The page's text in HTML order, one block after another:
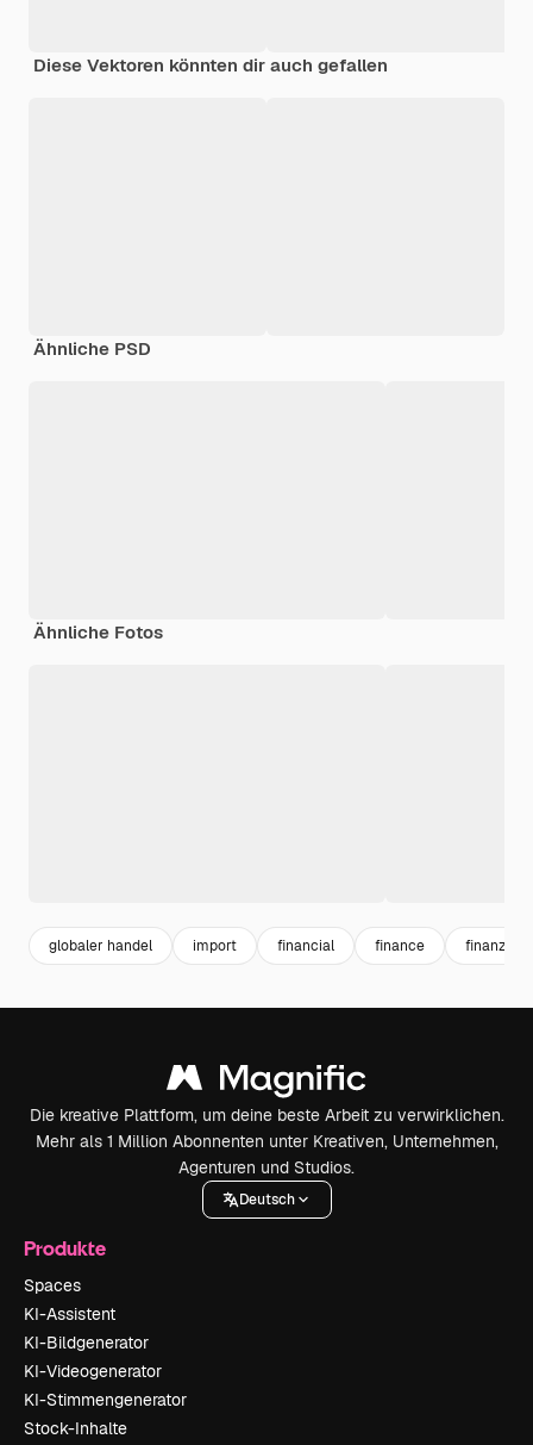
Diese Vektoren könnten dir auch gefallen
Ähnliche PSD
Ähnliche Fotos
globaler handel import financial finance finanzen
Die kreative Plattform, um deine beste Arbeit zu verwirklichen.
Mehr als 1 Million Abonnenten unter Kreativen, Unternehmen,
Agenturen und Studios.
Deutsch
Produkte
Spaces
KI-Assistent
KI-Bildgenerator
KI-Videogenerator
KI-Stimmengenerator
Stock-Inhalte